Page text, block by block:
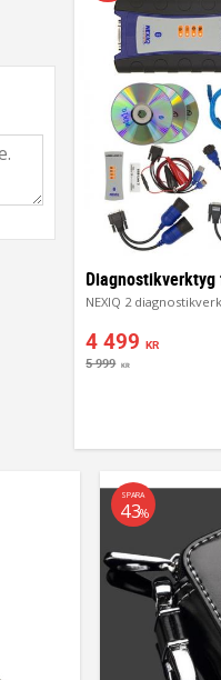
4 499 KR
5 999 KR
SPARA
43%